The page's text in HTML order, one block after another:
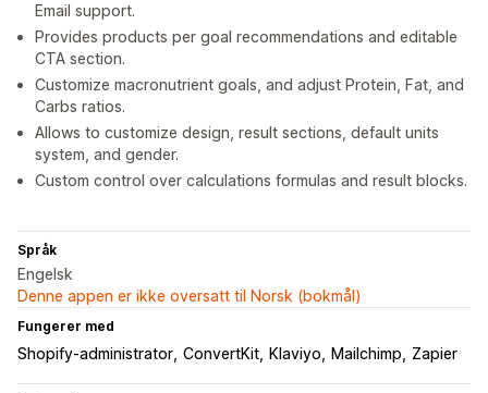
Email support.
Provides products per goal recommendations and editable
CTA section.
Customize macronutrient goals, and adjust Protein, Fat, and
Carbs ratios.
Allows to customize design, result sections, default units
system, and gender.
Custom control over calculations formulas and result blocks.
Språk
Engelsk
Denne appen er ikke oversatt til Norsk (bokmål)
Fungerer med
Shopify-administrator ConvertKit Klaviyo Mailchimp Zapier